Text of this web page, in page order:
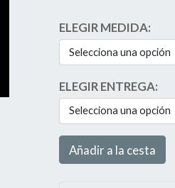
ELEGIR MEDIDA:
Selecciona una opción
ELEGIR ENTREGA:
Selecciona una opción
Añadir a la cesta